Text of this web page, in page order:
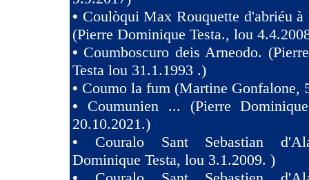
• Coulòqui Max Rouquette d'abriéu
(Pierre Dominique Testa., lou
• Coumboscuro deis Arneodo.
Testa lou 31.1.1993 .)
• Coumo la fum (Martine Gonfalone,
• Coumunien ... (Pierre
20.10.2021.)
• Couralo Sant Sebastian
Dominique Testa, lou 3.1.2009. )